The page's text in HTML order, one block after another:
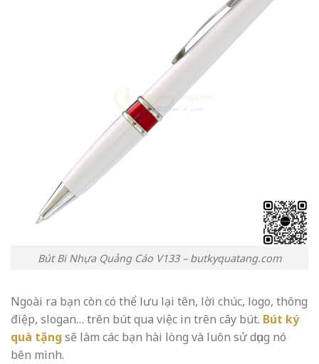
Bút Bi Nhựa Quảng Cáo V133 – butkyquatang.com
Ngoài ra bạn còn có thể lưu lại tên, lời chúc, logo, thông
điệp, slogan… trên bút qua việc in trên cây bút. Bút ký
quà tặng sẽ làm các bạn hài lòng và luôn sử dụng nó
bên mình.